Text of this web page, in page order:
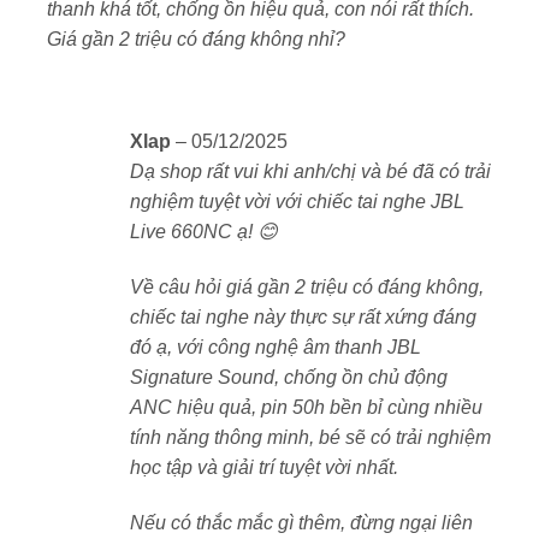
phần đệm tai êm ái, giúp người dùng thoải mái khi sử
dụng trong thời gian dài. Khung tai nghe được làm từ
xanh, trắng, phù hợp với phong cách cá nhân của
từng người.
3. Chất lượng âm thanh JBL Signature
Với driver động 40mm, JBL Live 660NC mang đến
chất lượng âm thanh sống động, mạnh mẽ và chân
thực. Công nghệ JBL Signature Sound giúp tăng
cường âm bass mạnh mẽ, âm trung rõ nét và âm cao
trong trẻo, mang lại trải nghiệm nghe nhạc tuyệt vời
cho mọi thể loại.
và chế độ Ambient Aware
thanh khá tốt, chống ồn hiệu quả, con nói rất thích.
Giá gần 2 triệu có đáng không nhỉ?
Xlap – 05/12/2025
Dạ shop rất vui khi anh/chị và bé đã có trải
nghiệm tuyệt vời với chiếc tai nghe JBL
Live 660NC ạ! 😊
Về câu hỏi giá gần 2 triệu có đáng không,
chiếc tai nghe này thực sự rất xứng đáng
đó ạ, với công nghệ âm thanh JBL
Signature Sound, chống ồn chủ động
ANC hiệu quả, pin 50h bền bỉ cùng nhiều
tính năng thông minh, bé sẽ có trải nghiệm
học tập và giải trí tuyệt vời nhất.
Nếu có thắc mắc gì thêm, đừng ngại liên